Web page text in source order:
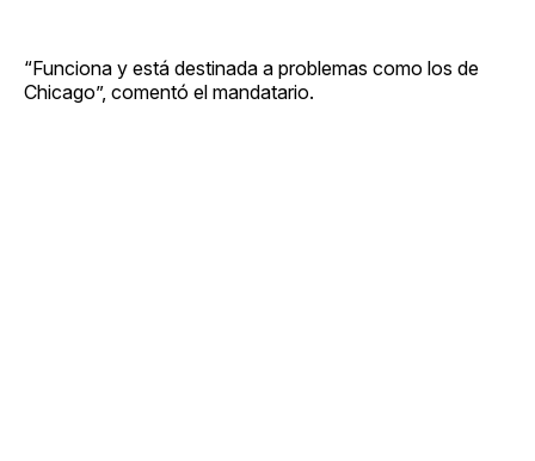
“Funciona y está destinada a problemas como los de
Chicago”, comentó el mandatario.